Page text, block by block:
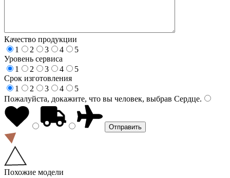
Качество продукции
1
2 3 4
5
Уровень сервиса
1
2 3 4
5
Срок изготовления
1
2 3 4
5
Пожалуйста, докажите, что вы человек, выбрав Сердце.
Похожие модели